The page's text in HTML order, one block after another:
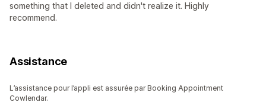
something that I deleted and didn't realize it. Highly
recommend.
Assistance
L’assistance pour l’appli est assurée par Booking Appointment
Cowlendar.